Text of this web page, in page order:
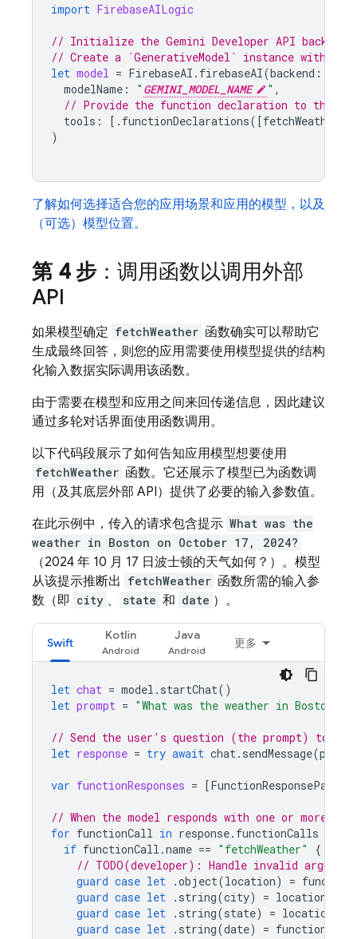
import FirebaseAILogic
// Initialize the Gemini Developer API backend
// Create a `GenerativeModel` instance with a
let model = FirebaseAI . firebaseAI(backend :
modelName : " GEMINI_MODEL_NAME " ,
// Provide the function declaration to the
tools : [. functionDeclarations([
)
了解如何选择适合您的应用场景和应用的模型，以及
（可选）模型位置。
第 4 步 ：调用函数以调用外部
API
如果模型确定 fetchWeather 函数确实可以帮助它
生成最终回答，则您的应用需要使用模型提供的结构
化输入数据实际调用该函数。
由于需要在模型和应用之间来回传递信息，因此建议
通过多轮对话界面使用函数调用。
以下代码段展示了如何告知应用模型想要使用
fetchWeather 函数。它还展示了模型已为函数调
用（及其底层外部 API）提供了必要的输入参数值。
在此示例中，传入的请求包含提示 What was the
weather in Boston on October 17, 2024?
（2024 年 10 月 17 日波士顿的天气如何？）。模型
从该提示推断出 fetchWeather 函数所需的输入参
数（即 city 、 state 和 date ）。
Swift
Kotlin Java
更多
let chat = model . startChat()
let prompt = "What was the weather in Boston
// Send the user's question (the prompt) to
let response = try await chat. sendMessage(
var functionResponses = [FunctionResponsePart
// When the model responds with one or more
for functionCall in response. functionCalls
if functionCall .name == "fetchWeather"
{
// TODO(developer): Handle invalid
guard case let .object(location) =
guard case let . string(city) = location
guard case let . string(state) = location
guard case let . string(date) = functionCall